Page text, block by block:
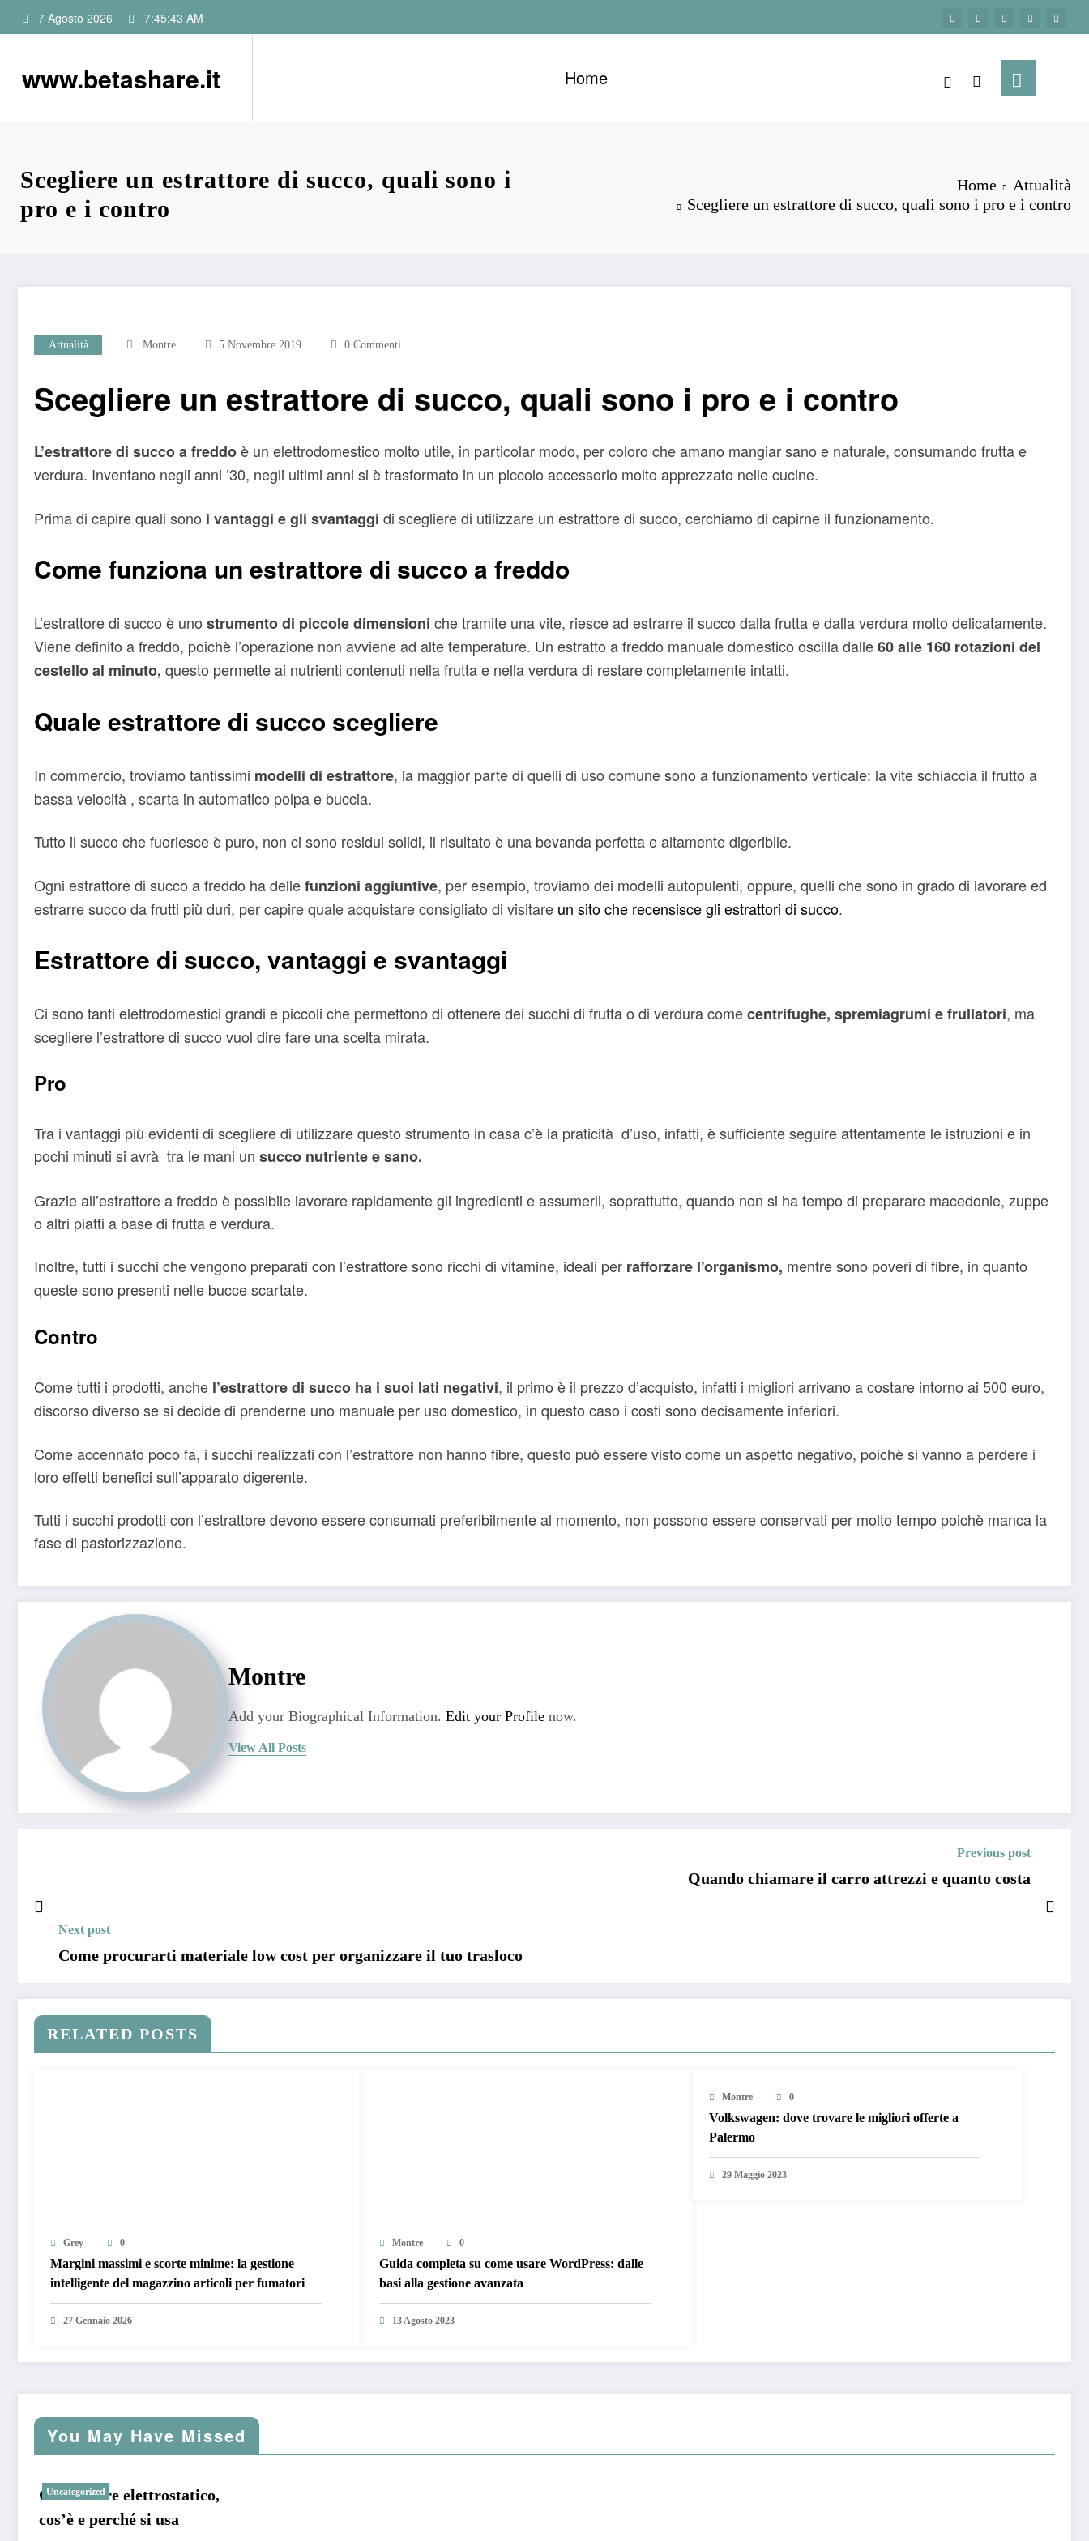
al
7 Agosto 2026 7:45:44 AM
www.betashare.it Home
Scegliere un estrattore di succo, quali sono i
pro e i contro
Home
Attualità
Scegliere un estrattore di succo, quali sono i pro e i contro
Attualità Montre 5 Novembre 2019 0 Commenti
Scegliere un estrattore di succo, quali sono i pro e i contro
L’estrattore di succo a freddoè un elettrodomestico molto utile, in particolar modo, per coloro che amano mangiar sano e naturale, consumando frutta e
verdura. Inventano negli anni ’30, negli ultimi anni si è trasformato in un piccolo accessorio molto apprezzato nelle cucine.
Prima di capire quali sono i vantaggi e gli svantaggi di scegliere di utilizzare un estrattore di succo, cerchiamo di capirne il funzionamento.
Come funziona un estrattore di succo a freddo
L’estrattore di succo è uno strumento di piccole dimensioni che tramite una vite, riesce ad estrarre il succo dalla frutta e dalla verdura molto delicatamente.
Viene definito a freddo, poichè l’operazione non avviene ad alte temperature. Un estratto a freddo manuale domestico oscilla dalle60 alle 160 rotazioni del
cestello al minuto, questo permette ai nutrienti contenuti nella frutta e nella verdura di restare completamente intatti.
Quale estrattore di succo scegliere
In commercio, troviamo tantissimi modelli di estrattore, la maggior parte di quelli di uso comune sono a funzionamento verticale: la vite schiaccia il frutto a
bassa velocità , scarta in automatico polpa e buccia.
Tutto il succo che fuoriesce è puro, non ci sono residui solidi, il risultato è una bevanda perfetta e altamente digeribile.
Ogni estrattore di succo a freddo ha dellefunzioni aggiuntive, per esempio, troviamo dei modelli autopulenti, oppure, quelli che sono in grado di lavorare ed
estrarre succo da frutti più duri, per capire quale acquistare consigliato di visitare un sito che recensisce gli estrattori di succo.
Estrattore di succo, vantaggi e svantaggi
Ci sono tanti elettrodomestici grandi e piccoli che permettono di ottenere dei succhi di frutta o di verdura comecentrifughe, spremiagrumi e frullatori, ma
scegliere l’estrattore di succo vuol dire fare una scelta mirata.
Pro
Tra i vantaggi più evidenti di scegliere di utilizzare questo strumento in casa c’è la praticità d’uso, infatti, è sufficiente seguire attentamente le istruzioni e in
pochi minuti si avrà tra le mani un succo nutriente e sano.
Grazie all’estrattore a freddo è possibile lavorare rapidamente gli ingredienti e assumerli, soprattutto, quando non si ha tempo di preparare macedonie, zuppe
o altri piatti a base di frutta e verdura.
Inoltre, tutti i succhi che vengono preparati con l’estrattore sono ricchi di vitamine, ideali per rafforzare l’organismo, mentre sono poveri di fibre, in quanto
queste sono presenti nelle bucce scartate.
Contro
Come tutti i prodotti, anche l’estrattore di succo ha i suoi lati negativi, il primo è il prezzo d’acquisto, infatti i migliori arrivano a costare intorno ai 500 euro,
discorso diverso se si decide di prenderne uno manuale per uso domestico, in questo caso i costi sono decisamente inferiori.
Come accennato poco fa, i succhi realizzati con l’estrattore non hanno fibre, questo può essere visto come un aspetto negativo, poichè si vanno a perdere i
loro effetti benefici sull’apparato digerente.
Tutti i succhi prodotti con l’estrattore devono essere consumati preferibilmente al momento, non possono essere conservati per molto tempo poichè manca la
fase di pastorizzazione.
Montre
Add your Biographical Information. Edit your Profile now.
View All Posts
Previous post
Quando chiamare il carro attrezzi e quanto costa
Next post
Come procurarti materiale low cost per organizzare il tuo trasloco
RELATED POSTS
Grey 0
Margini massimi e scorte minime: la gestione
intelligente del magazzino articoli per fumatori
27 Gennaio 2026
Montre 0
Guida completa su come usare WordPress: dalle
basi alla gestione avanzata
13 Agosto 2023
Montre 0
Volkswagen: dove trovare le migliori offerte a
Palermo
29 Maggio 2023
You May Have Missed
Uncategorized
Generatore elettrostatico,
cos’è e perché si usa